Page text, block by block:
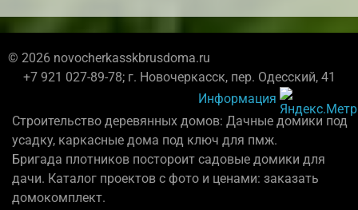
© 2026 novocherkasskbrusdoma.ru
+7 921 027-89-78; г. Новочеркасск, пер. Одесский, 41
Информация
Строительство деревянных домов: Дачные домики под
усадку, каркасные дома под ключ для пмж.
Бригада плотников постороит садовые домики для
дачи. Каталог проектов с фото и ценами: заказать
домокомплект.